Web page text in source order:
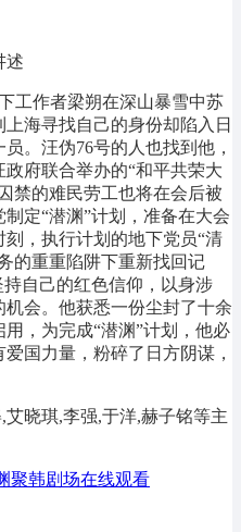
述
工作者梁朔在深山暴雪中苏
海寻找自己的身份却陷入日
。汪伪76号的人也找到他，
府联合举办的“和平共荣大
禁的难民劳工也将在会后被
定“潜渊”计划，准备在大会
，执行计划的地下党员“清
的重重陷阱下重新找回记
自己的红色信仰，以身涉
会。他获悉一份尘封了十余
，为完成“潜渊”计划，他必
国力量，粉碎了日方阴谋，
晓琪,李强,于洋,赫子铭等主
聚韩剧场在线观看